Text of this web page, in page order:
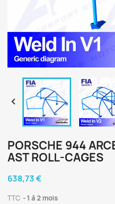

PORSCHE 944
AST ROLL-CAGES
638,73 €
TTC 1 à 2 mois